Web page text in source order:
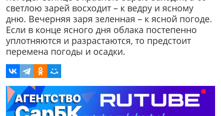
светлою зарей восходит – к ведру и ясному
дню. Вечерняя заря зеленная – к ясной погоде.
Если в конце ясного дня облака постепенно
уплотняются и разрастаются, то предстоит
перемена погоды и осадки.